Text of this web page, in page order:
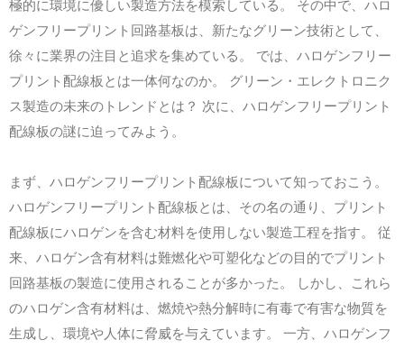
極的に環境に優しい製造方法を模索している。 その中で、ハロ
ゲンフリープリント回路基板は、新たなグリーン技術として、
徐々に業界の注目と追求を集めている。 では、ハロゲンフリー
プリント配線板とは一体何なのか。 グリーン・エレクトロニク
ス製造の未来のトレンドとは？ 次に、ハロゲンフリープリント
配線板の謎に迫ってみよう。
まず、ハロゲンフリープリント配線板について知っておこう。
ハロゲンフリープリント配線板とは、その名の通り、プリント
配線板にハロゲンを含む材料を使用しない製造工程を指す。 従
来、ハロゲン含有材料は難燃化や可塑化などの目的でプリント
回路基板の製造に使用されることが多かった。 しかし、これら
のハロゲン含有材料は、燃焼や熱分解時に有毒で有害な物質を
生成し、環境や人体に脅威を与えています。 一方、ハロゲンフ